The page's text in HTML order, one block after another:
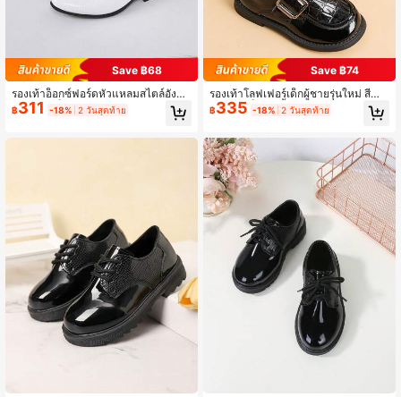
Save ฿68
รองเท้าอ็อกซ์ฟอร์ดหัวแหลมสไตล์อังกฤ
ษสำหรับเด็ก, รุ่นใหม่ฤดูใบไม้ผลิ/ใบไม้ร่
วง, แฟชั่นเกาหลี นักเรียนชาย รองเท้าอ็
฿311 -18% 2 วันสุดท้าย
Save ฿74
รองเท้าโลฟเฟอร์เด็กผู้ชายรุ่นใหม่ สีดำ
แบบหัวเข็มขัด พื้นนุ่ม ส่วนบนนุ่ม สไตล์
อังกฤษ รองเท้าโรงเรียนสำหรับนักเรียน
มปัส
฿335 -18% 2 วันสุดท้าย